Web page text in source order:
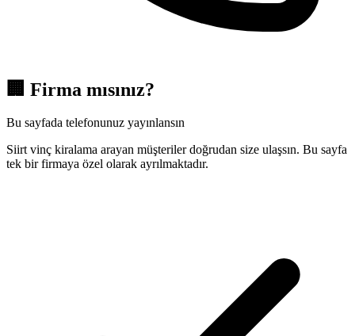
🏢 Firma mısınız?
Bu sayfada telefonunuz yayınlansın
Siirt vinç kiralama arayan müşteriler doğrudan size ulaşsın. Bu sayfa
tek bir firmaya özel olarak ayrılmaktadır.